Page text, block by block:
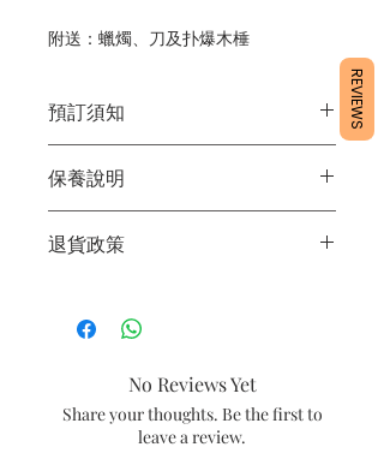
附送：蠟燭、刀及扑爆木棰
預訂須知
定日期取貨請提早10 - 14天前落單🤗
2/ 下單後24小時內會有專人電郵確認訂
單
3/ 取貨時需要出示確認訊息 或 訂單編
店】
6/ 送貨訂單：本店只提供營業時間內送
貨。運費請參考常見問題。
7/ 營業時間：請參考本網站
保養說明
2/ 運送時避免大力搖晃
退貨政策
作，不設退換。
No Reviews Yet
Share your thoughts. Be the first to
leave a review.
REVIEWS